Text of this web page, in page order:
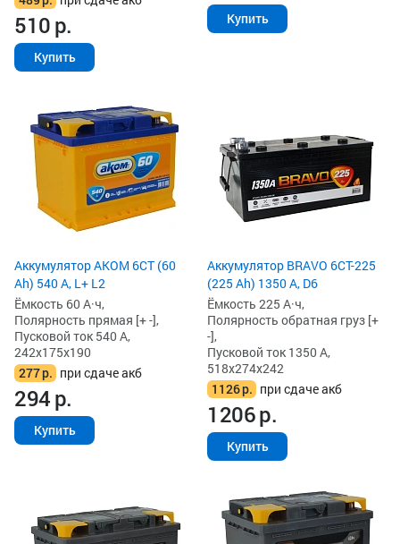
510р.
Купить
Купить
Аккумулятор AKOM 6СТ (60
Ah) 540 А, L+ L2
Ёмкость 60 А·ч,
Полярность прямая [+ -],
Пусковой ток 540 А,
242x175x190
277р. при сдаче акб
294р.
Купить
Аккумулятор BRAVO 6CT-225
(225 Ah) 1350 А, D6
Ёмкость 225 А·ч,
Полярность обратная груз [+
-],
Пусковой ток 1350 А,
518x274x242
1126р. при сдаче акб
1206р.
Купить